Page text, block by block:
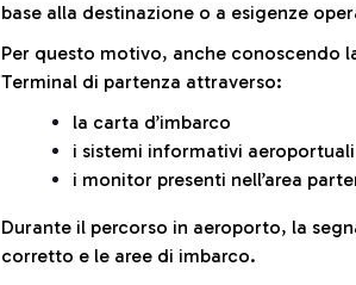
base alla destinazione o a esigenze
Per questo motivo, anche conoscendo
Terminal di partenza attraverso:
la carta d’imbarco
i sistemi informativi aeroportuali
i monitor presenti nell’area
Durante il percorso in aeroporto, la
corretto e le aree di imbarco.